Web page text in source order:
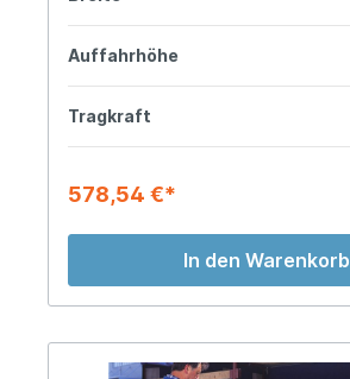
Auffahrhöhe
Tragkraft
578,54 €*
In den Warenkorb